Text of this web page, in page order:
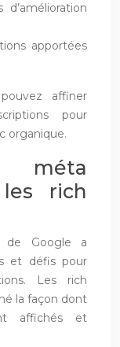
apportées
affiner
pour
organique.
méta
rich
de Google a
et défis pour
Les rich
la façon dont
affichés et